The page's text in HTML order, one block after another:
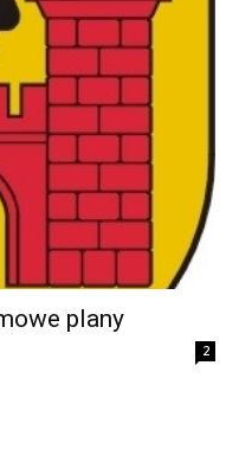
plany
2